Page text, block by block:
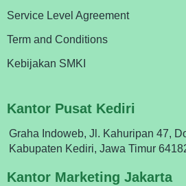
Service Level Agreement
Term and Conditions
Kebijakan SMKI
Kantor Pusat Kediri
Graha Indoweb, Jl. Kahuripan 47,
Kabupaten Kediri, Jawa Timur
Kantor Marketing Jakarta